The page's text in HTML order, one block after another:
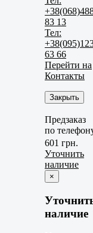
83 13
Тел:
63 66
Перейти на
Контакты
Закрыть
Предзаказ
по
601 грн.
Уточнить
наличие
×
наличие